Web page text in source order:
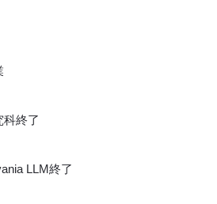
科終了
LLM終了